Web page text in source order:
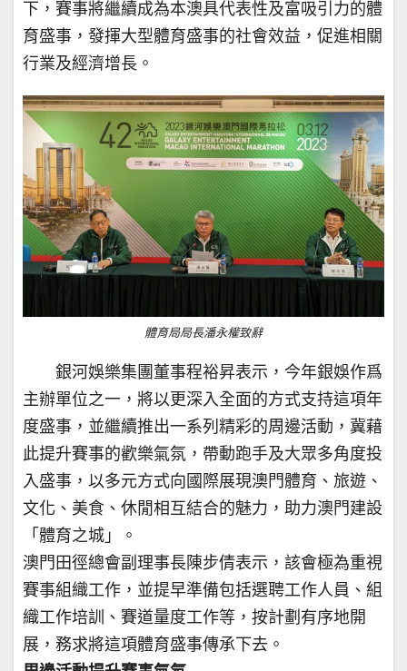
下，賽事將繼續成為本澳具代表性及富吸引力的體
育盛事，發揮大型體育盛事的社會效益，促進相關
行業及經濟增長。
體育局局長潘永權致辭
銀河娛樂集團董事程裕昇表示，今年銀娛作爲
主辦單位之一，將以更深入全面的方式支持這項年
度盛事，並繼續推出一系列精彩的周邊活動，冀藉
此提升賽事的歡樂氣氛，帶動跑手及大眾多角度投
入盛事，以多元方式向國際展現澳門體育、旅遊、
文化、美食、休閒相互結合的魅力，助力澳門建設
「體育之城」。
澳門田徑總會副理事長陳步倩表示，該會極為重視
賽事組織工作，並提早準備包括選聘工作人員、組
織工作培訓、賽道量度工作等，按計劃有序地開
展，務求將這項體育盛事傳承下去。